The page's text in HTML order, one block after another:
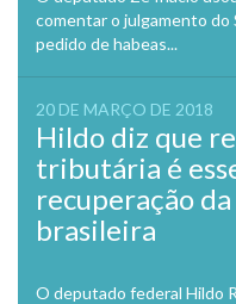
comentar o julgamento do
pedido de habeas...
20 DE MARÇO DE 2018
Hildo diz que
tributária é
recuperação
brasileira
O deputado federal Hildo